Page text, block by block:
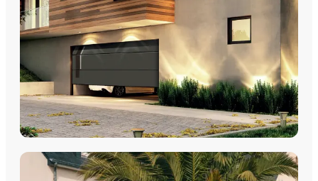
DÉCOUVRIR
PORTES DE GARAGE